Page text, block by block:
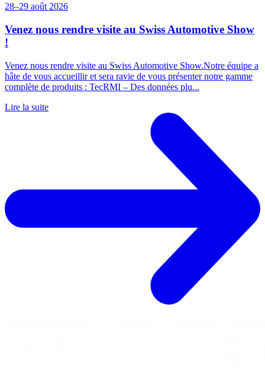
28–29 août 2026
Venez nous rendre visite au Swiss Automotive Show
!
Venez nous rendre visite au Swiss Automotive Show.Notre équipe a
hâte de vous accueillir et sera ravie de vous présenter notre gamme
complète de produits : TecRMI – Des données plu...
Lire la suite